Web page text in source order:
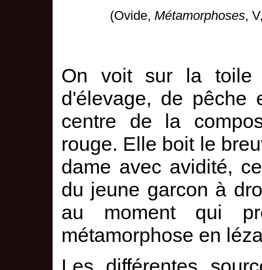
(Ovide, Métamorphoses,
On voit sur la toile
d'élevage, de pêche
centre de la
rouge. Elle boit le
dame avec avidité,
du jeune garcon à
au moment qui
métamorphose en